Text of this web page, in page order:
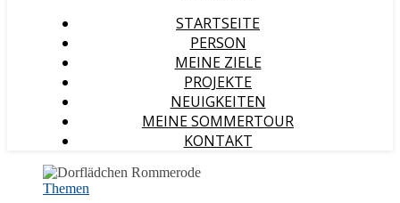
STARTSEITE
PERSON
MEINE ZIELE
PROJEKTE
NEUIGKEITEN
MEINE SOMMERTOUR
KONTAKT
Themen